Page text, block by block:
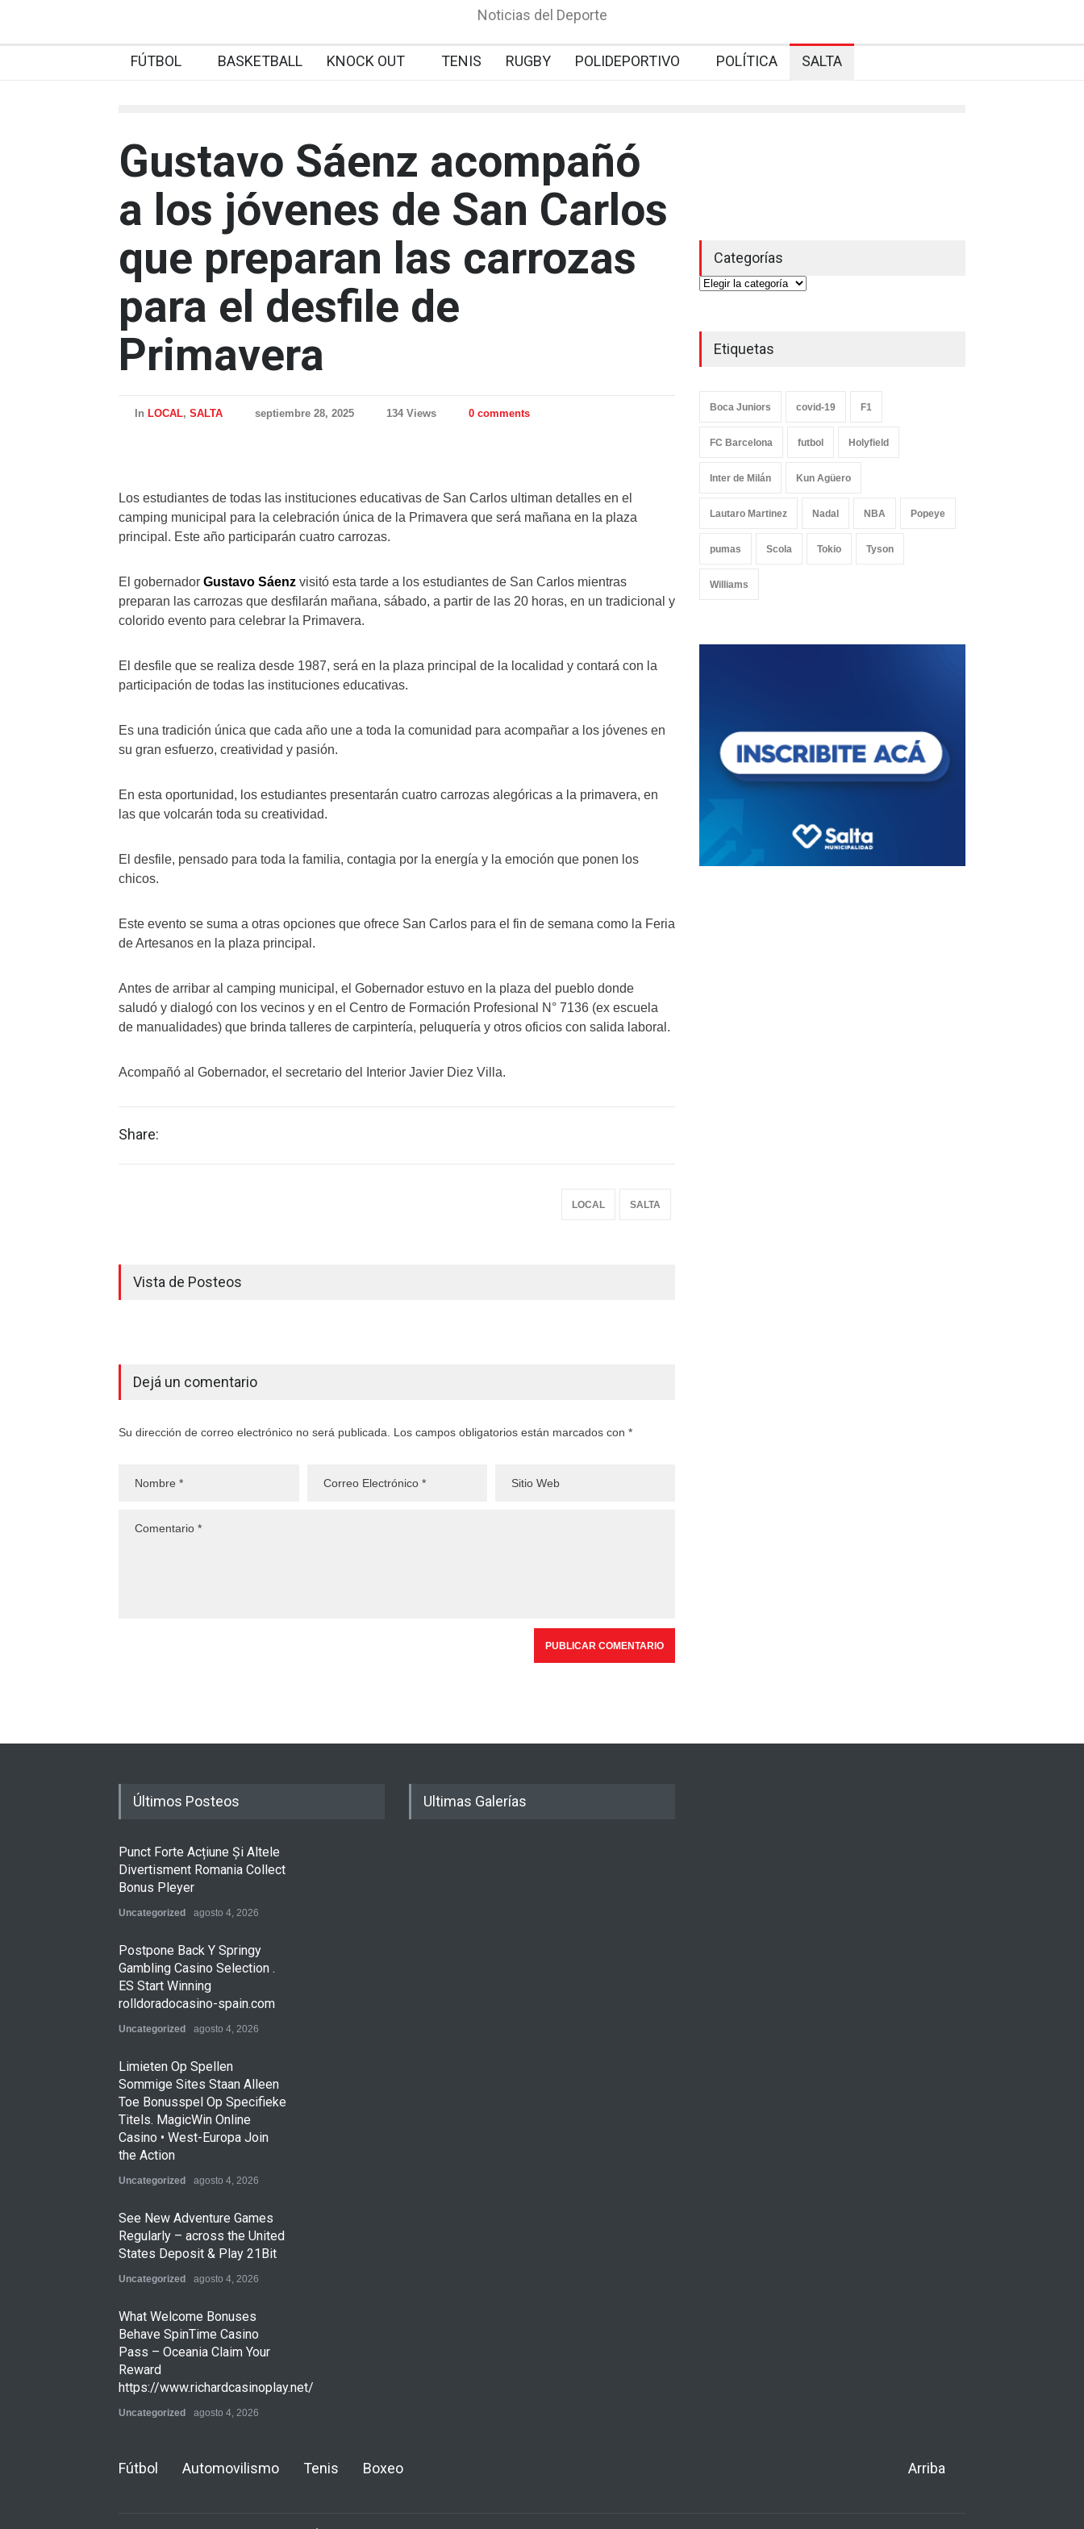
Noticias del Deporte
FÚTBOL BASKETBALL KNOCK OUT TENIS RUGBY POLIDEPORTIVO POLÍTICA SALTA
Gustavo Sáenz acompañó
a los jóvenes de San Carlos
que preparan las carrozas
para el desfile de
Primavera
In LOCAL, SALTA septiembre 28, 2025 134 Views 0 comments
Los estudiantes de todas las instituciones educativas de San Carlos ultiman detalles en el
camping municipal para la celebración única de la Primavera que será mañana en la plaza
principal. Este año participarán cuatro carrozas.
El gobernador Gustavo Sáenz visitó esta tarde a los estudiantes de San Carlos mientras
preparan las carrozas que desfilarán mañana, sábado, a partir de las 20 horas, en un tradicional y
colorido evento para celebrar la Primavera.
El desfile que se realiza desde 1987, será en la plaza principal de la localidad y contará con la
participación de todas las instituciones educativas.
Es una tradición única que cada año une a toda la comunidad para acompañar a los jóvenes en
su gran esfuerzo, creatividad y pasión.
En esta oportunidad, los estudiantes presentarán cuatro carrozas alegóricas a la primavera, en
las que volcarán toda su creatividad.
El desfile, pensado para toda la familia, contagia por la energía y la emoción que ponen los
chicos.
Este evento se suma a otras opciones que ofrece San Carlos para el fin de semana como la Feria
de Artesanos en la plaza principal.
Antes de arribar al camping municipal, el Gobernador estuvo en la plaza del pueblo donde
saludó y dialogó con los vecinos y en el Centro de Formación Profesional N° 7136 (ex escuela
de manualidades) que brinda talleres de carpintería, peluquería y otros oficios con salida laboral.
Acompañó al Gobernador, el secretario del Interior Javier Diez Villa.
Share:
LOCAL SALTA
Vista de Posteos
Dejá un comentario
Su dirección de correo electrónico no será publicada. Los campos obligatorios están marcados con *
Categorías
Categorías
Etiquetas
Boca Juniors covid-19 F1
FC Barcelona futbol Holyfield
Inter de Milán Kun Agüero
Lautaro Martinez Nadal NBA Popeye
pumas Scola Tokio Tyson
Williams
Últimos Posteos
Punct Forte Acțiune Și Altele
Divertisment Romania Collect
Bonus Pleyer
Uncategorized agosto 4, 2026
Postpone Back Y Springy
Gambling Casino Selection .
ES Start Winning
rolldoradocasino-spain.com
Uncategorized agosto 4, 2026
Limieten Op Spellen
Sommige Sites Staan ​​Alleen
Toe Bonusspel Op Specifieke
Titels. MagicWin Online
Casino • West-Europa Join
the Action
Uncategorized agosto 4, 2026
See New Adventure Games
Regularly – across the United
States Deposit & Play 21Bit
Uncategorized agosto 4, 2026
What Welcome Bonuses
Behave SpinTime Casino
Pass – Oceania Claim Your
Reward
https://www.richardcasinoplay.net/
Uncategorized agosto 4, 2026
Ultimas Galerías
Fútbol Automovilismo Tenis Boxeo Arriba